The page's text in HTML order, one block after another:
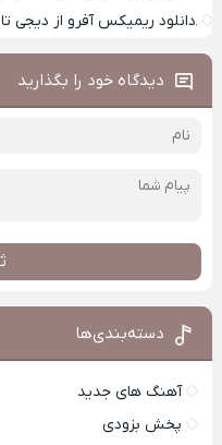
دانلود ریمیکس آفرو از ديجی
دیدگاه خود را بگذارید
دسته‌بندی‌ها
آهنگ های جدید
پخش بزودی